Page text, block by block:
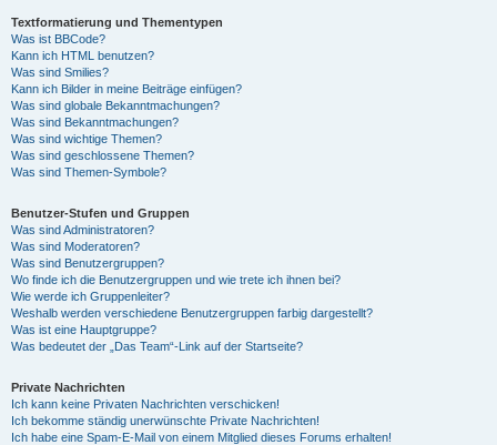
Textformatierung und Thementypen
Was ist BBCode?
Kann ich HTML benutzen?
Was sind Smilies?
Kann ich Bilder in meine Beiträge einfügen?
Was sind globale Bekanntmachungen?
Was sind Bekanntmachungen?
Was sind wichtige Themen?
Was sind geschlossene Themen?
Was sind Themen-Symbole?
Benutzer-Stufen und Gruppen
Was sind Administratoren?
Was sind Moderatoren?
Was sind Benutzergruppen?
Wo finde ich die Benutzergruppen und wie trete ich ihnen bei?
Wie werde ich Gruppenleiter?
Weshalb werden verschiedene Benutzergruppen farbig dargestellt?
Was ist eine Hauptgruppe?
Was bedeutet der „Das Team“-Link auf der Startseite?
Private Nachrichten
Ich kann keine Privaten Nachrichten verschicken!
Ich bekomme ständig unerwünschte Private Nachrichten!
Ich habe eine Spam-E-Mail von einem Mitglied dieses Forums erhalten!